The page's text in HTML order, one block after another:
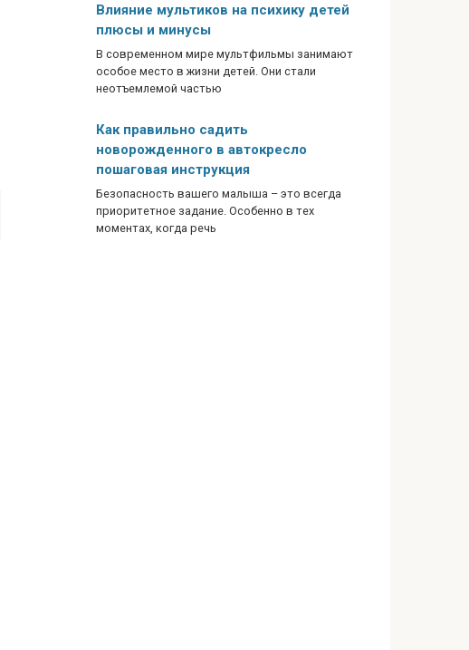
Влияние мультиков на психику детей
плюсы и минусы
В современном мире мультфильмы занимают
особое место в жизни детей. Они стали
неотъемлемой частью
Как правильно садить
новорожденного в автокресло
пошаговая инструкция
Безопасность вашего малыша – это всегда
приоритетное задание. Особенно в тех
моментах, когда речь